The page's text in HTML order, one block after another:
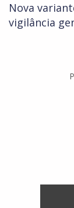
Nova
vigilância